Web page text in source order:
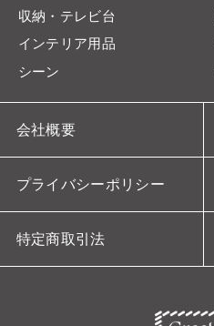
会社概要
プライバシーポリシー
特定商取引法
収納・テレビ台
インテリア用品
シーン